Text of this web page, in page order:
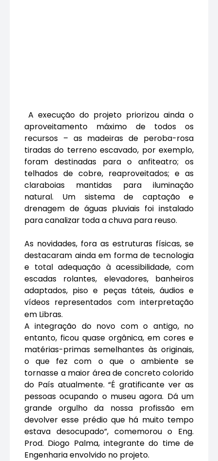
A execução do projeto priorizou ainda o
aproveitamento máximo de todos os
recursos – as madeiras de peroba-rosa
tiradas do terreno escavado, por exemplo,
foram destinadas para o anfiteatro; os
telhados de cobre, reaproveitados; e as
claraboias mantidas para iluminação
natural. Um sistema de captação e
drenagem de águas pluviais foi instalado
para canalizar toda a chuva para reuso.
As novidades, fora as estruturas físicas, se
destacaram ainda em forma de tecnologia
e total adequação à acessibilidade, com
escadas rolantes, elevadores, banheiros
adaptados, piso e peças táteis, áudios e
vídeos representados com interpretação
em Libras.
A integração do novo com o antigo, no
entanto, ficou quase orgânica, em cores e
matérias-primas semelhantes às originais,
o que fez com o que o ambiente se
tornasse a maior área de concreto colorido
do País atualmente. “É gratificante ver as
pessoas ocupando o museu agora. Dá um
grande orgulho da nossa profissão em
devolver esse prédio que há muito tempo
estava desocupado”, comemorou o Eng.
Prod. Diogo Palma, integrante do time de
Engenharia envolvido no projeto.